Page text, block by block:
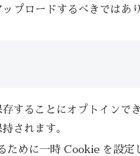
ロードするべきではあ
することにオプトインで
されます。
ために一時 Cookie を設